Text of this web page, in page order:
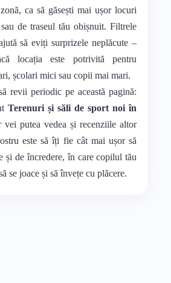
ca să găsești mai ușor locuri
de traseul tău obișnuit. Filtrele
să eviți surprizele neplăcute –
locația este potrivită pentru
școlari mici sau copii mai mari.
revii periodic pe această pagină:
Terenuri și săli de sport noi în
putea vedea și recenziile altor
este să îți fie cât mai ușor să
și de încredere, în care copilul tău
se joace și să învețe cu plăcere.